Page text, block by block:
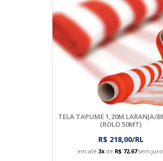
TELA TAPUME 1,20M LARANJA/
(ROLO 50MT)
R$ 218,00/RL
em até 3xde R$ 72,67sem